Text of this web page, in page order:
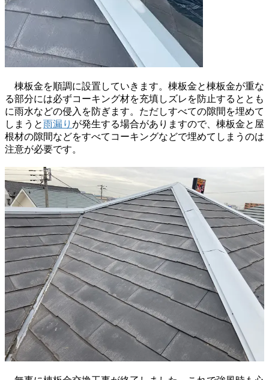
棟板金を順調に設置していきます。棟板金と棟板金が重な
る部分には必ずコーキング材を充填しズレを防止するととも
に雨水などの侵入を防ぎます。ただしすべての隙間を埋めて
しまうと雨漏り が発生する場合がありますので、棟板金と屋
根材の隙間などをすべてコーキングなどで埋めてしまうのは
注意が必要です。